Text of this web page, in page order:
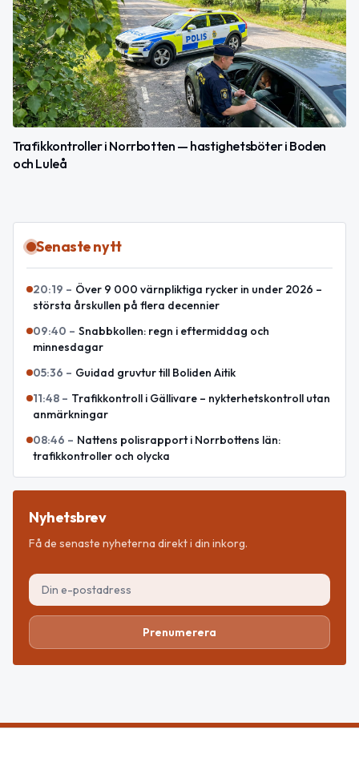
Trafikkontroller i Norrbotten — hastighetsböter i Boden
och Luleå
Senaste nytt
20:19 – Över 9 000 värnpliktiga rycker in under 2026 –
största årskullen på flera decennier
09:40 – Snabbkollen: regn i eftermiddag och
minnesdagar
05:36 – Guidad gruvtur till Boliden Aitik
11:48 – Trafikkontroll i Gällivare – nykterhetskontroll utan
anmärkningar
08:46 – Nattens polisrapport i Norrbottens län:
trafikkontroller och olycka
Nyhetsbrev
Få de senaste nyheterna direkt i din inkorg.
Prenumerera